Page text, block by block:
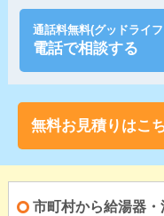
通話料無料(グッドライ
電話で相談する
無料お見積りはこ
市町村から給湯器